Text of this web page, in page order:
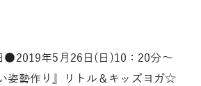
年5月26日(日)10：20分～
勢作り』リトル＆キッズヨガ☆